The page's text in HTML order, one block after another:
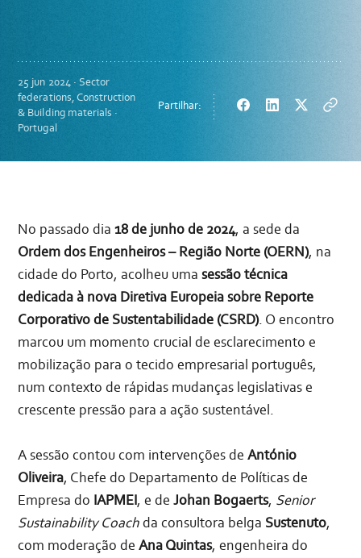
25 jun 2024 · Sector
federations, Construction
& Building materials ·
Portugal
Partilhar: FacebookLinkedInTwitterCopy
No passado dia18 de junho de 2024, a sede da
Ordem dos Engenheiros – Região Norte (OERN), na
cidade do Porto, acolheu umasessão técnica
dedicada à nova Diretiva Europeia sobre Reporte
Corporativo de Sustentabilidade (CSRD). O encontro
marcou um momento crucial de esclarecimento e
mobilização para o tecido empresarial português,
num contexto de rápidas mudanças legislativas e
crescente pressão para a ação sustentável.
A sessão contou com intervenções deAntónio
Oliveira, Chefe do Departamento de Políticas de
Empresa do IAPMEI, e deJohan Bogaerts, Senior
Sustainability Coachda consultora belga Sustenuto,
com moderação deAna Quintas, engenheira do